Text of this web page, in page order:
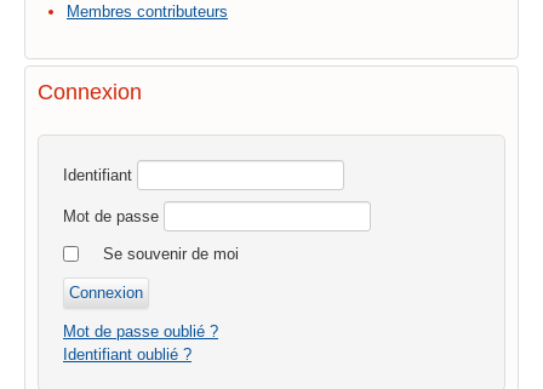
Membres contributeurs
Connexion
Identifiant
Mot de passe
Se souvenir de moi
Mot de passe oublié ?
Identifiant oublié ?